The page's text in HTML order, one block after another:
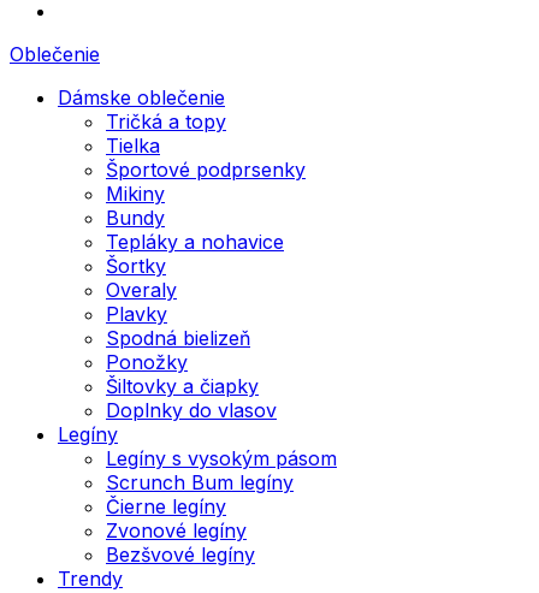
Oblečenie
Dámske oblečenie
Tričká a topy
Tielka
Športové podprsenky
Mikiny
Bundy
Tepláky a nohavice
Šortky
Overaly
Plavky
Spodná bielizeň
Ponožky
Šiltovky a čiapky
Doplnky do vlasov
Legíny
Legíny s vysokým pásom
Scrunch Bum legíny
Čierne legíny
Zvonové legíny
Bezšvové legíny
Trendy